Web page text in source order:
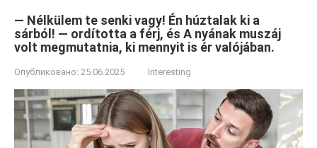
— Nélkülem te senki vagy! Én húztalak ki a
sárból! — ordította a férj, és A nyának muszáj
volt megmutatnia, ki mennyit is ér valójában.
Опубликовано: 25.06.2025 Interesting